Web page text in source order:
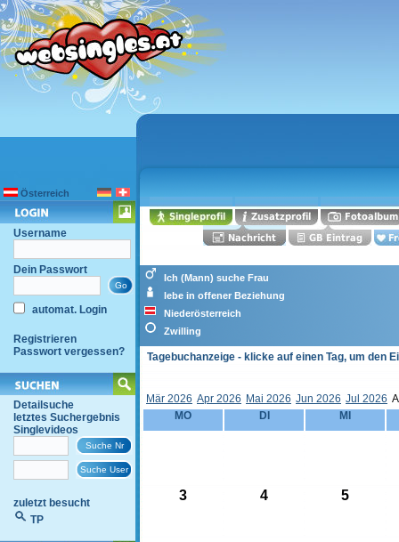
Österreich
Username
Dein Passwort
automat. Login
Registrieren
Passwort vergessen?
Detailsuche
letztes Suchergebnis
Singlevideos
zuletzt besucht
TP
Ich (Mann) suche Frau
lebe in offener Beziehung
Niederösterreich
Zwilling
Tagebuchanzeige - klicke auf einen Tag, um den
Mär 2026 Apr 2026 Mai 2026 Jun 2026 Jul 2026
MO
DI MI
3 4 5